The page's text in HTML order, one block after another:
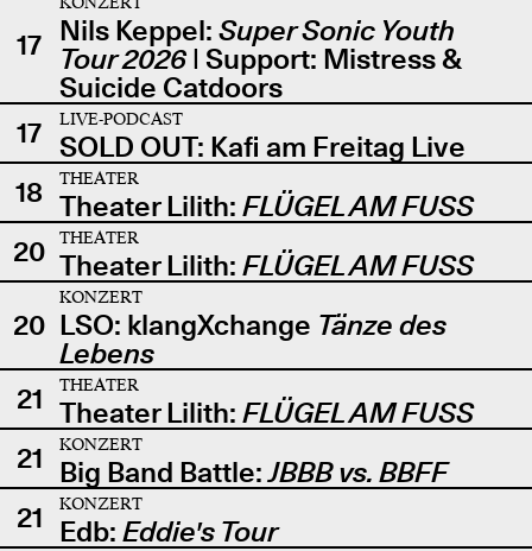
17 Nils Keppel: Super Sonic Youth
Tour 2026| Support: Mistress &
Suicide Catdoors
17
LIVE-PODCAST
SOLD OUT: Kafi am Freitag Live
18
THEATER
Theater Lilith: FLÜGEL AM FUSS
20
THEATER
Theater Lilith: FLÜGEL AM FUSS
20
KONZERT
LSO: klangXchange Tänze des
Lebens
21
THEATER
Theater Lilith: FLÜGEL AM FUSS
21
KONZERT
Big Band Battle:JBBB vs. BBFF
21
KONZERT
Edb: Eddie's Tour